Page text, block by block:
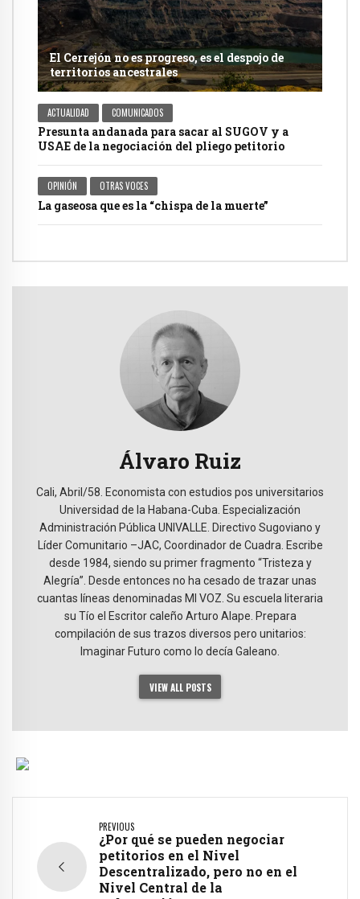
El Cerrejón no es progreso, es el despojo de
territorios ancestrales
ACTUALIDAD COMUNICADOS
Presunta andanada para sacar al SUGOV y a
USAE de la negociación del pliego petitorio
OPINIÓN OTRAS VOCES
La gaseosa que es la “chispa de la muerte”
Álvaro Ruiz
Cali, Abril/58. Economista con estudios pos universitarios
Universidad de la Habana-Cuba. Especialización
Administración Pública UNIVALLE. Directivo Sugoviano y
Líder Comunitario –JAC, Coordinador de Cuadra. Escribe
desde 1984, siendo su primer fragmento “Tristeza y
Alegría”. Desde entonces no ha cesado de trazar unas
cuantas líneas denominadas MI VOZ. Su escuela literaria
su Tío el Escritor caleño Arturo Alape. Prepara
compilación de sus trazos diversos pero unitarios:
Imaginar Futuro como lo decía Galeano.
VIEW ALL POSTS
PREVIOUS
¿Por qué se pueden negociar
petitorios en el Nivel
Descentralizado, pero no en el
Nivel Central de la